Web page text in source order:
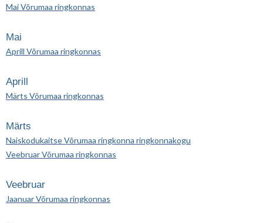
Mai Võrumaa ringkonnas
Mai
Aprill Võrumaa ringkonnas
Aprill
Märts Võrumaa ringkonnas
Märts
Naiskodukaitse Võrumaa ringkonna ringkonnakogu
Veebruar Võrumaa ringkonnas
Veebruar
Jaanuar Võrumaa ringkonnas